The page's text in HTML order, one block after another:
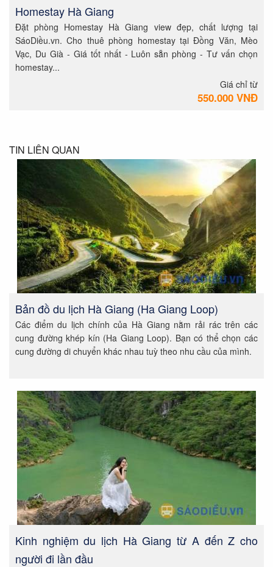
Homestay Hà Giang
Đặt phòng Homestay Hà Giang view đẹp, chất lượng tại
SáoDiều.vn. Cho thuê phòng homestay tại Đồng Văn, Mèo
Vạc, Du Già - Giá tốt nhất - Luôn sẵn phòng - Tư vấn chọn
homestay...
Giá chỉ từ
550.000 VNĐ
TIN LIÊN QUAN
Bản đồ du lịch Hà Giang (Ha Giang Loop)
Các điểm du lịch chính của Hà Giang nằm rải rác trên các
cung đường khép kín (Ha Giang Loop). Bạn có thể chọn các
cung đường di chuyển khác nhau tuỳ theo nhu cầu của mình.
Kinh nghiệm du lịch Hà Giang từ A đến Z cho
người đi lần đầu